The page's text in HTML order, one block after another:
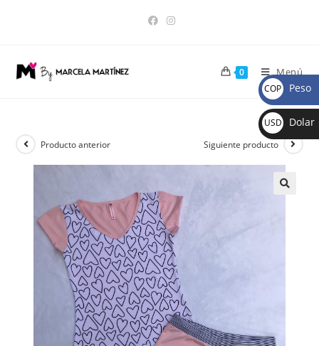
0 Menú
Producto anterior Siguiente producto
COP
$
Peso
USD
$
Dolar